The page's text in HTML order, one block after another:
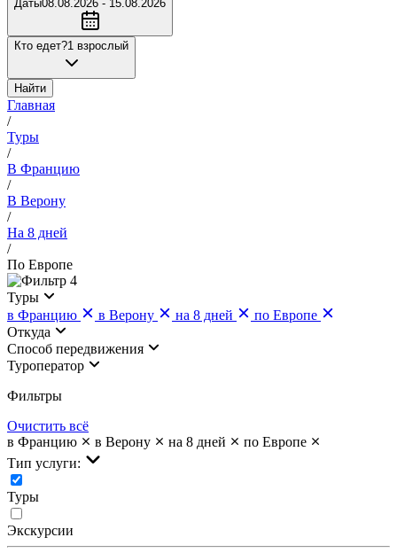
Даты08.08.2026 - 15.08.2026
Кто едет?1 взрослый
Найти
Главная
/
Туры
/
В Францию
/
В Верону
/
На 8 дней
/
По Европе
4
Туры
в Францию
в Верону на 8 дней
по Европе
Откуда
Cпособ передвижения
Туроператор
Фильтры
Очистить всё
в Францию
в Верону на 8 дней
по Европе
Тип услуги:
Туры
Экскурсии